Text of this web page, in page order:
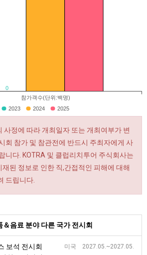
0
참가객수(단위:백명)
2023 2024 2025
사정에 따라 개최일자 또는 개최여부가 변
회 참가 및 참관전에 반드시 주최자에게 사
니다. KOTRA 및 클럽리치투어 주식회사는
된 정보로 인한 직,간접적인 피해에 대해
드립니다.
음료 분야 다른 국가 전시회
미국 2027.05.~2027.05.
보석 전시회